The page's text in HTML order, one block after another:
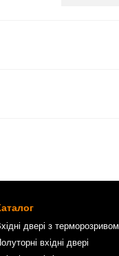
двері з терморозривом
вхідні двері